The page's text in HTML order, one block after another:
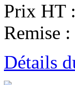
Prix HT :
Remise :
Détails